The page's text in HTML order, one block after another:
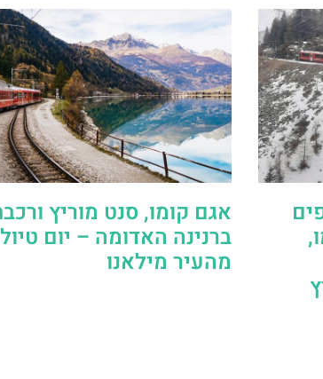
אגם קומו, סנט מוריץ
ברנינה האדומה – יום טיול
מהעיר מילאנו